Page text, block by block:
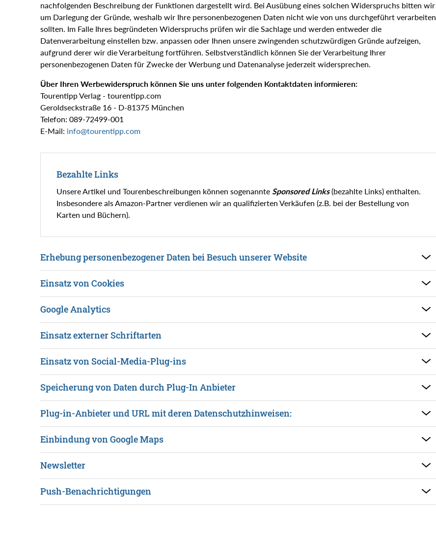
nachfolgenden Beschreibung der Funktionen dargestellt wird. Bei Ausübung eines solchen Widerspruchs bitten wir
um Darlegung der Gründe, weshalb wir Ihre personenbezogenen Daten nicht wie von uns durchgeführt verarbeiten
sollten. Im Falle Ihres begründeten Widerspruchs prüfen wir die Sachlage und werden entweder die
Datenverarbeitung einstellen bzw. anpassen oder Ihnen unsere zwingenden schutzwürdigen Gründe aufzeigen,
aufgrund derer wir die Verarbeitung fortführen. Selbstverständlich können Sie der Verarbeitung Ihrer
personenbezogenen Daten für Zwecke der Werbung und Datenanalyse jederzeit widersprechen.
Über Ihren Werbewiderspruch können Sie uns unter folgenden Kontaktdaten informieren:
Tourentipp Verlag - tourentipp.com
Geroldseckstraße 16 - D-81375 München
Telefon: 089-72499-001
E-Mail: nf t r ntpp c m
Bezahlte Links
Unsere Artikel und Tourenbeschreibungen können sogenannte Sponsored Links(bezahlte Links) enthalten.
Insbesondere als Amazon-Partner verdienen wir an qualifizierten Verkäufen (z.B. bei der Bestellung von
Karten und Büchern).
Erhebung personenbezogener Daten bei Besuch unserer Website
Einsatz von Cookies
Google Analytics
Einsatz externer Schriftarten
Einsatz von Social-Media-Plug-ins
Speicherung von Daten durch Plug-In Anbieter
Plug-in-Anbieter und URL mit deren Datenschutzhinweisen:
Einbindung von Google Maps
Newsletter
Push-Benachrichtigungen